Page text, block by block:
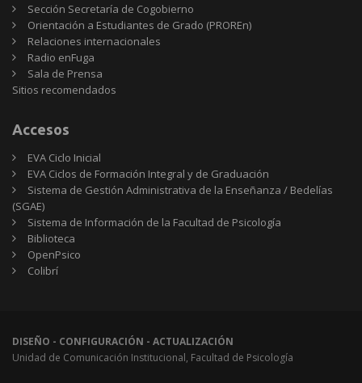
Sección Secretaría de Cogobierno
Orientación a Estudiantes de Grado (PROREn)
Relaciones internacionales
Radio enFuga
Sala de Prensa
Sitios
Sitios recomendados
Accesos
EVA Ciclo Inicial
EVA Ciclos de Formación Integral y de Graduación
Sistema de Gestión Administrativa de la Enseñanza / Bedelías
(SGAE)
Sistema de Información de la Facultad de Psicología
Biblioteca
OpenPsico
Colibrí
DISEÑO - CONFIGURACIÓN - ACTUALIZACIÓN
Unidad de Comunicación Institucional, Facultad de Psicología